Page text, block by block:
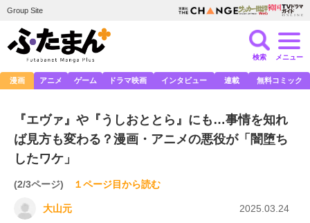
Group Site
検索 メニュー
漫画 アニメ ゲーム ドラマ映画 インタビュー 連載 無料コミック
『エヴァ』や『うしおととら』にも…事情を知れ
ば見方も変わる？漫画・アニメの悪役が「闇堕ち
したワケ」
(2/3ページ) １ページ目から読む
大山元 2025.03.24